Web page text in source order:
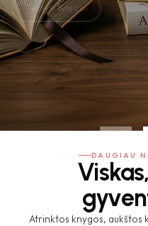
Naršyti Knygas
DAUGIAU
Atrinktos knygos, aukštos